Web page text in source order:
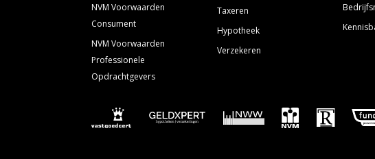
NVM Voorwaarden
Consument
NVM Voorwaarden
Professionele
Opdrachtgevers
Taxeren
Hypotheek
Verzekeren